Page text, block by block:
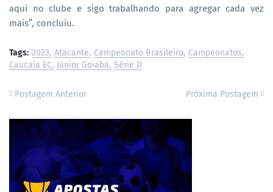
aqui no clube e sigo trabalhando para agregar cada vez
mais”, concluiu.
Tags: 2023 Atacante Campeonato Brasileiro Campeonatos
Caucaia EC Júnior Goiaba Série D
Postagem Anterior Próxima Postagem